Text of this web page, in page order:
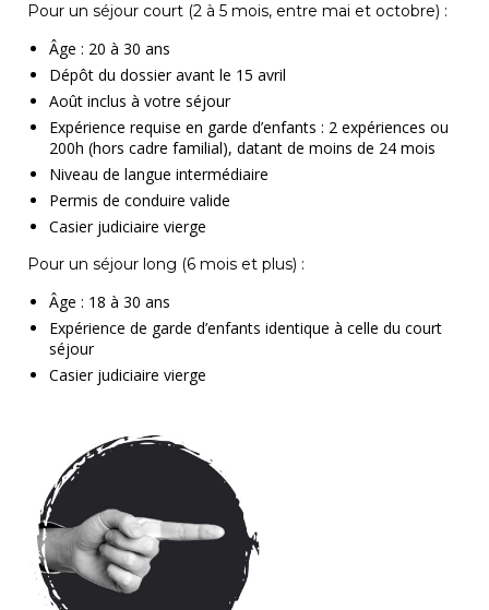
Pour un séjour court (2 à 5 mois, entre mai et octobre) :
Âge : 20 à 30 ans
Dépôt du dossier avant le 15 avril
Août inclus à votre séjour
Expérience requise en garde d’enfants : 2 expériences ou
200h (hors cadre familial), datant de moins de 24 mois
Niveau de langue intermédiaire
Permis de conduire valide
Casier judiciaire vierge
Pour un séjour long (6 mois et plus) :
Âge : 18 à 30 ans
Expérience de garde d’enfants identique à celle du court
séjour
Casier judiciaire vierge